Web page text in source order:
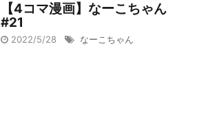
【4コマ漫画】なーこちゃん
#21
2022/5/28 なーこちゃん